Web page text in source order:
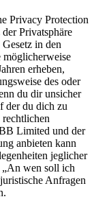
Privacy Protection
Privatsphäre
in den
möglicherweise
erheben,
des oder
du dir unsicher
der du dich zu
Limited und der
anbieten kann
jeglicher
„An wen soll ich
Anfragen